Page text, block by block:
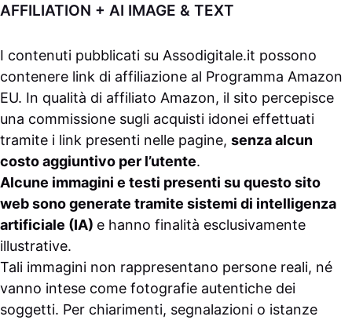
AFFILIATION + AI IMAGE & TEXT
I contenuti pubblicati su Assodigitale.it possono
contenere link di affiliazione al Programma Amazon
EU. In qualità di affiliato Amazon, il sito percepisce
una commissione sugli acquisti idonei effettuati
tramite i link presenti nelle pagine, senza alcun
costo aggiuntivo per l’utente.
Alcune immagini e testi presenti su questo sito
web sono generate tramite sistemi di intelligenza
artificiale (IA) e hanno finalità esclusivamente
illustrative.
Tali immagini non rappresentano persone reali, né
vanno intese come fotografie autentiche dei
soggetti. Per chiarimenti, segnalazioni o istanze